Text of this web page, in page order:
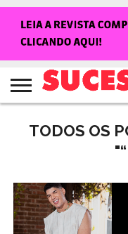
NOTÍCIAS
SHOWS
ENTREVISTAS
CLIQUES
RANKING
CROWLEY
TV
SUCESSO!
REVISTA
SUCESSO!
TODOS OS